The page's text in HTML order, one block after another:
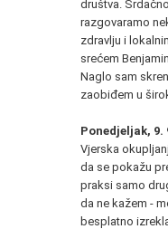
društva.
razgovaramo
zdravlju i
srećem
Naglo sam
zaobiđem u
Ponedjeljak, 9.
Vjerska
da se pokažu
praksi samo
da ne kažem -
besplatno